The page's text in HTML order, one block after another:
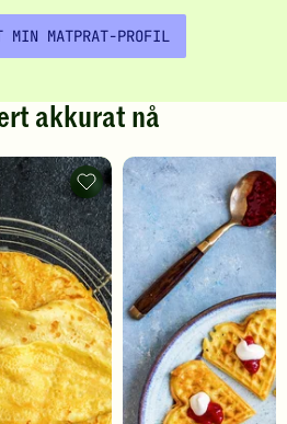
MIN MATPRAT-PROFIL
akkurat nå
Pannekaker
-
legg
til
favoritter